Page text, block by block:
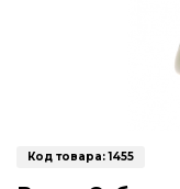
Код товара:1455